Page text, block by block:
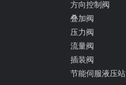
方向控制阀
叠加阀
压力阀
流量阀
插装阀
节能伺服液压站